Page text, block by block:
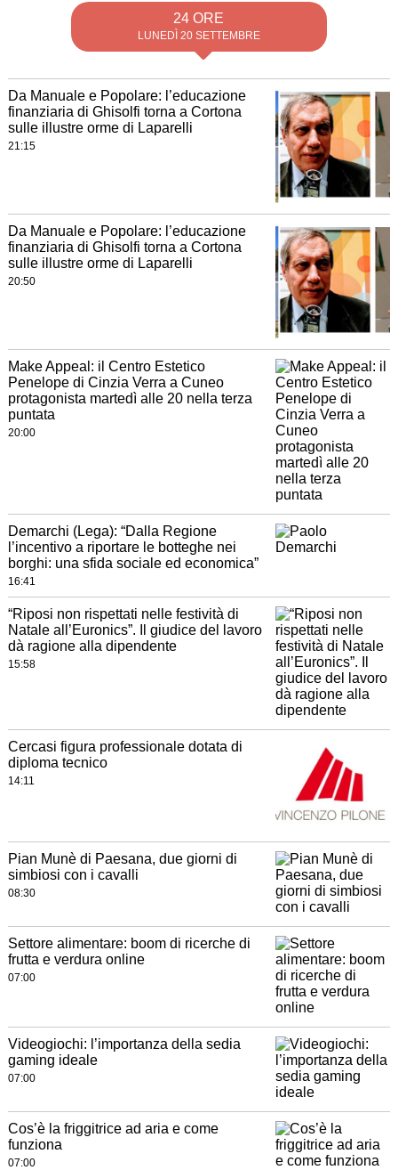
24 ORE
LUNEDÌ 20 SETTEMBRE
Da Manuale e Popolare: l’educazione
finanziaria di Ghisolfi torna a Cortona
sulle illustre orme di Laparelli
21:15
Da Manuale e Popolare: l’educazione
finanziaria di Ghisolfi torna a Cortona
sulle illustre orme di Laparelli
20:50
Make Appeal: il Centro Estetico
Penelope di Cinzia Verra a Cuneo
protagonista martedì alle 20 nella terza
puntata
20:00
Demarchi (Lega): “Dalla Regione
l’incentivo a riportare le botteghe nei
borghi: una sfida sociale ed economica”
16:41
“Riposi non rispettati nelle festività di
Natale all’Euronics”. Il giudice del lavoro
dà ragione alla dipendente
15:58
Cercasi figura professionale dotata di
diploma tecnico
14:11
Pian Munè di Paesana, due giorni di
simbiosi con i cavalli
08:30
Settore alimentare: boom di ricerche di
frutta e verdura online
07:00
Videogiochi: l’importanza della sedia
gaming ideale
07:00
Cos’è la friggitrice ad aria e come
funziona
07:00